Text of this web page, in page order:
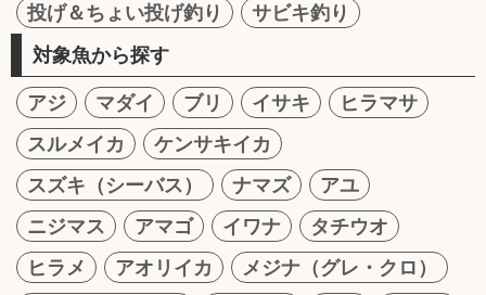
投げ＆ちょい投げ釣り
サビキ釣り
対象魚から探す
アジ マダイ ブリ イサキ
ヒラマサ
スルメイカ
ケンサキイカ
スズキ（シーバス）
ナマズ
アユ
ニジマス
アマゴ イワナ
タチウオ
ヒラメ
アオリイカ
メジナ（グレ・クロ）